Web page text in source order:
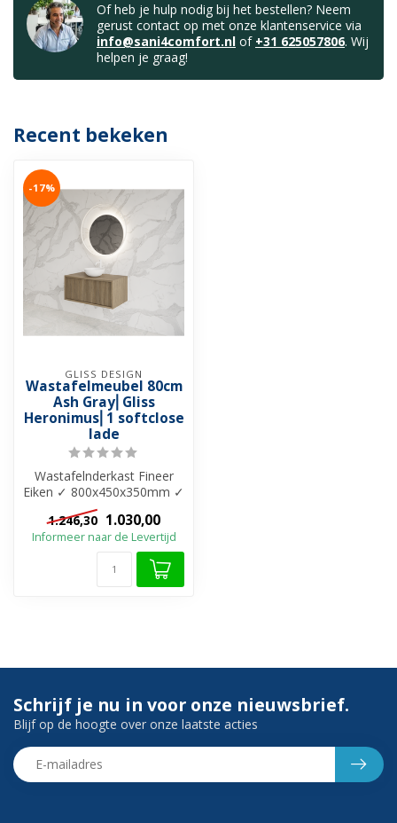
Of heb je hulp nodig bij het bestellen? Neem
gerust contact op met onze klantenservice via
info@sani4comfort.nl of +31 625057806. Wij
helpen je graag!
Recent bekeken
-17%
GLISS DESIGN
Wastafelmeubel 80cm
Ash Gray⎢Gliss
Heronimus⎢1 softclose
lade
Wastafelnderkast Fineer
Eiken ✓ 800x450x350mm ✓
Incl. bovenblad ✓
Bovenblad zond...
1.246,30 1.030,00
Informeer naar de Levertijd
Schrijf je nu in voor onze nieuwsbrief.
Blijf op de hoogte over onze laatste acties